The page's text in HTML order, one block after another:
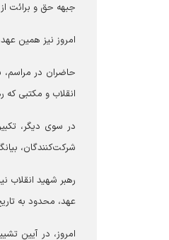
جبهه حق و برائت
امروز نیز همین
حاضران در مراسم،
انقلاب و مکتبی که
در سوی دیگر،
شرکت‌کنندگان،
رهبر شهید انقلاب
عهد، محدود به
امروز، در آیین